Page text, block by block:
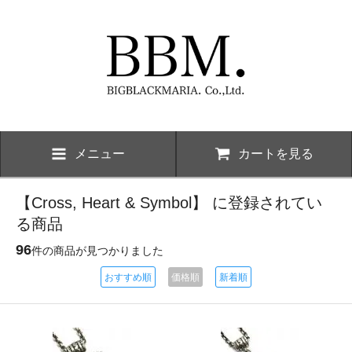
メニュー カートを見る
【Cross, Heart & Symbol】 に登録されてい
る商品
96件の商品が見つかりました
おすすめ順 価格順 新着順